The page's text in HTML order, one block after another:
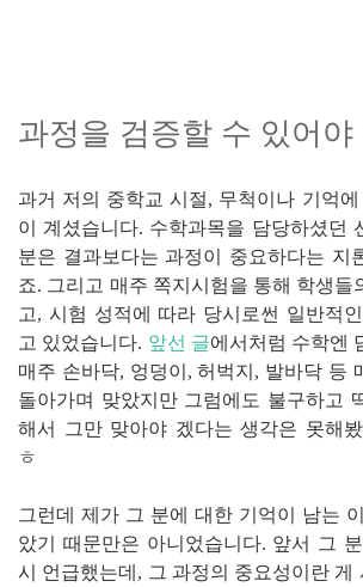
과정을 검증할 수 있어야
과거 저의 중학교 시절, 무척이나 기억
이 계셨습니다. 수학과목을 담당하셨던
분은 결과보다는 과정이 중요하다는 지
죠. 그리고 매주 쪽지시험을 통해 학생들
고, 시험 성적에 따라 당시로썬 일반적
고 있었습니다. 앞선 글에서처럼 수학엔
매주 손바닥, 엉덩이, 허벅지, 발바닥 등
돌아가며 맞았지만 그럼에도 불구하고
해서 그만 맞아야 겠다는 생각은 못해
ㅎ
그런데 제가 그 분에 대한 기억이 남는
았기 때문만은 아니었습니다. 앞서 그
시 언급했는데, 그 과정의 중요성이란 게